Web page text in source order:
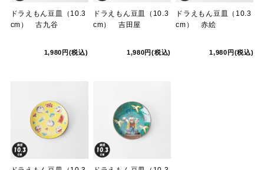
ドラえもん豆皿（10.3
cm） 古九谷
1,980円(税込)
ドラえもん豆皿（10.3
cm） 吉田屋
1,980円(税込)
ドラえもん豆皿（10.3
cm） 赤絵
1,980円(税込)